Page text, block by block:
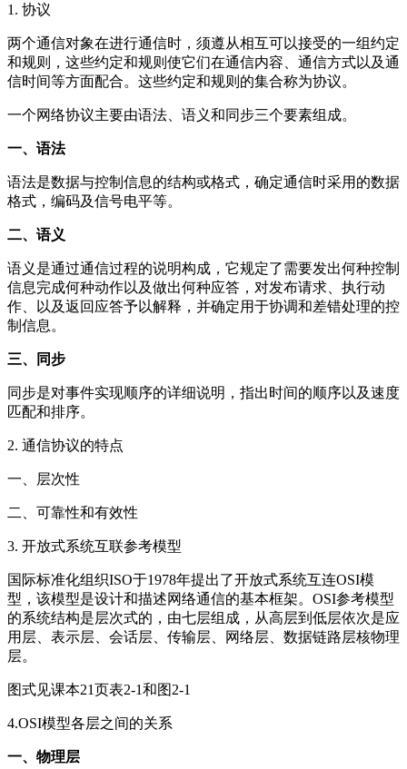
1. 协议
两个通信对象在进行通信时，须遵从相互可以接受的一组约定
和规则，这些约定和规则使它们在通信内容、通信方式以及通
信时间等方面配合。这些约定和规则的集合称为协议。
一个网络协议主要由语法、语义和同步三个要素组成。
一、语法
语法是数据与控制信息的结构或格式，确定通信时采用的数据
格式，编码及信号电平等。
二、语义
语义是通过通信过程的说明构成，它规定了需要发出何种控制
信息完成何种动作以及做出何种应答，对发布请求、执行动
作、以及返回应答予以解释，并确定用于协调和差错处理的控
制信息。
三、同步
同步是对事件实现顺序的详细说明，指出时间的顺序以及速度
匹配和排序。
2. 通信协议的特点
一、层次性
二、可靠性和有效性
3. 开放式系统互联参考模型
国际标准化组织ISO于1978年提出了开放式系统互连OSI模
型，该模型是设计和描述网络通信的基本框架。OSI参考模型
的系统结构是层次式的，由七层组成，从高层到低层依次是应
用层、表示层、会话层、传输层、网络层、数据链路层核物理
层。
图式见课本21页表2-1和图2-1
4.OSI模型各层之间的关系
一、物理层